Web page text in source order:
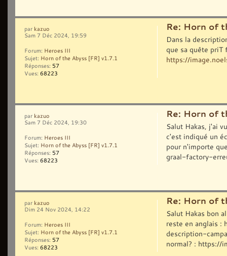
Re: Horn of
Dans la
que sa quête priT
https://
par kazuo
Sam 7 Déc 2024, 19:59
Forum: Heroes III
Sujet: Horn of the Abyss [FR] v1.7.1
Réponses: 57
Vues: 68223
Re: Horn of
Salut Hakas, j'ai
c'est indiqué un
pour n'importe
graal-factory-
par kazuo
Sam 7 Déc 2024, 19:30
Forum: Heroes III
Sujet: Horn of the Abyss [FR] v1.7.1
Réponses: 57
Vues: 68223
Re: Horn of
Salut Hakas bon
reste en anglais
description-
normal? : https://
par kazuo
Dim 24 Nov 2024, 14:22
Forum: Heroes III
Sujet: Horn of the Abyss [FR] v1.7.1
Réponses: 57
Vues: 68223